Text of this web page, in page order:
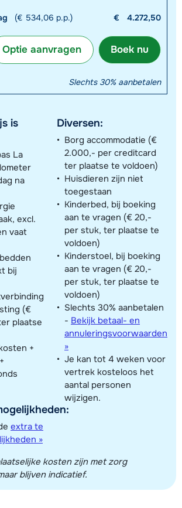
(€ 534,06 p.p.) € 4.272,50
Boek nu
Optie aanvragen
Slechts 30% aanbetalen
is
La
na
excl.
vaat
bij
(€
plaatse
+
extra te
»
Diversen:
Borg accommodatie (€
2.000,- per creditcard
ter plaatse te voldoen)
Huisdieren zijn niet
toegestaan
Kinderbed, bij boeking
aan te vragen (€ 20,-
per stuk, ter plaatse te
voldoen)
Kinderstoel, bij boeking
aan te vragen (€ 20,-
per stuk, ter plaatse te
voldoen)
Slechts 30% aanbetalen
- Bekijk betaal- en
annuleringsvoorwaarden
»
Je kan tot 4 weken voor
vertrek kosteloos het
aantal personen
wijzigen.
kosten zijn met zorg
blijven indicatief.